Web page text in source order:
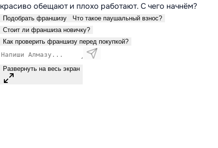
красиво обещают и плохо работают. С чего начнём?
Подобрать франшизу
Что такое паушальный взнос?
Стоит ли франшиза новичку?
Как проверить франшизу перед покупкой?
Развернуть на весь экран